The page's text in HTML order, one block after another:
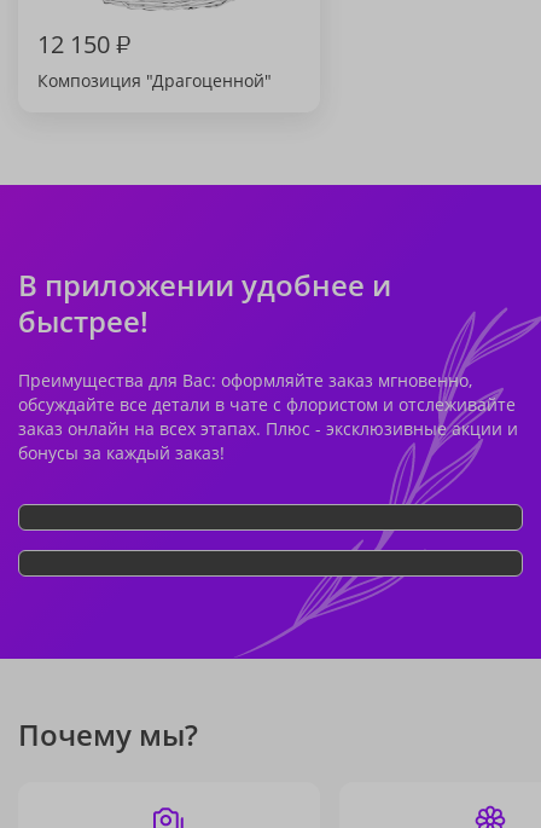
12 150₽
Композиция "Драгоценной"
В приложении удобнее и
быстрее!
Преимущества для Вас: оформляйте заказ мгновенно,
обсуждайте все детали в чате с флористом и отслеживайте
заказ онлайн на всех этапах. Плюс - эксклюзивные акции и
бонусы за каждый заказ!
Почему мы?